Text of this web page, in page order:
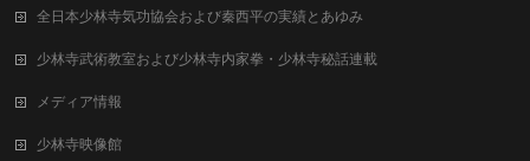
全日本少林寺気功協会および秦西平の実績とあゆみ
少林寺武術教室および少林寺内家拳・少林寺秘話連載
メディア情報
少林寺映像館